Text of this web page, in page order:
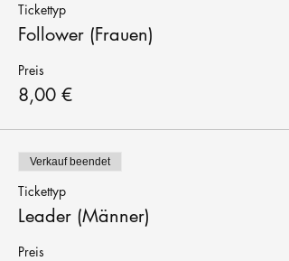
Tickettyp
Follower (Frauen)
Preis
8,00 €
Verkauf beendet
Tickettyp
Leader (Männer)
Preis